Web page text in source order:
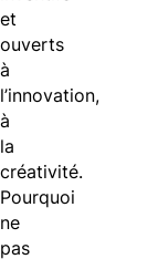
et
ouverts
à
l’innovation,
à
la
créativité.
Pourquoi
ne
pas